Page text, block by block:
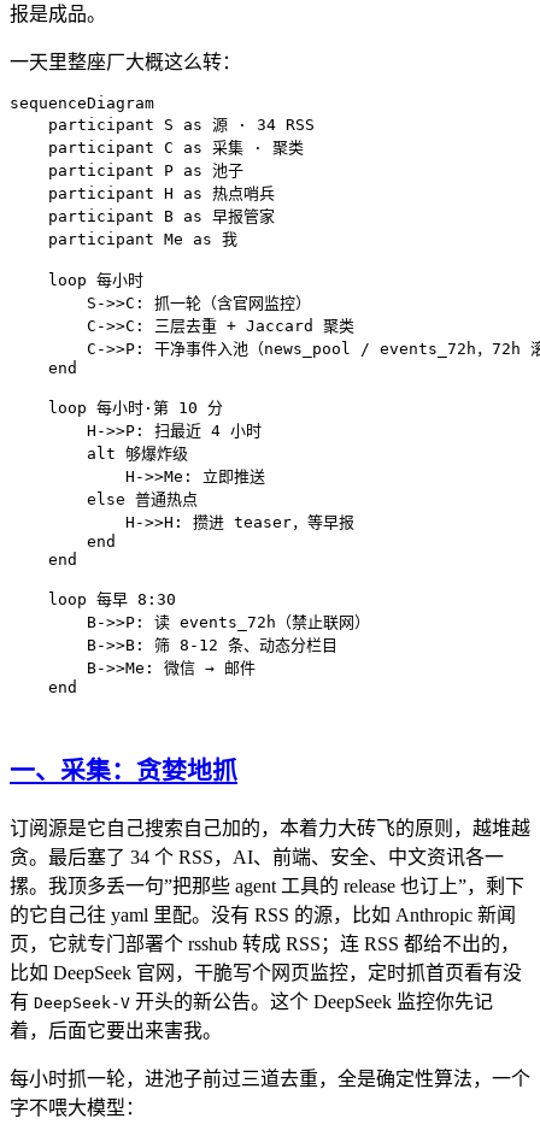
报是成品。
一天里整座厂大概这么转：
sequenceDiagram
    participant S as 源 · 34 RSS
    participant C as 采集 · 聚类
    participant P as 池子
    participant H as 热点哨兵
    participant B as 早报管家
    participant Me as 我
    loop 每小时
        S->>C: 抓一轮（含官网监控）
        C->>C: 三层去重 + Jaccard 聚类
C->>P: 干净事件入池（news_pool / events_72h，72h
    end
    loop 每小时·第 10 分
        H->>P: 扫最近 4 小时
        alt 够爆炸级
            H->>Me: 立即推送
        else 普通热点
            H->>H: 攒进 teaser，等早报
        end
    end
    loop 每早 8:30
        B->>P: 读 events_72h（禁止联网）
        B->>B: 筛 8-12 条、动态分栏目
        B->>Me: 微信 → 邮件
一、采集：贪婪地抓
订阅源是它自己搜索自己加的，本着力大砖飞的原则，越堆越
贪。最后塞了 34 个 RSS，AI、前端、安全、中文资讯各一
摞。我顶多丢一句”把那些 agent 工具的 release 也订上”，剩下
的它自己往 yaml 里配。没有 RSS 的源，比如 Anthropic 新闻
页，它就专门部署个 rsshub 转成 RSS；连 RSS 都给不出的，
比如 DeepSeek 官网，干脆写个网页监控，定时抓首页看有没
有 DeepSeek-V 开头的新公告。这个 DeepSeek 监控你先记
着，后面它要出来害我。
每小时抓一轮，进池子前过三道去重，全是确定性算法，一个
字不喂大模型：